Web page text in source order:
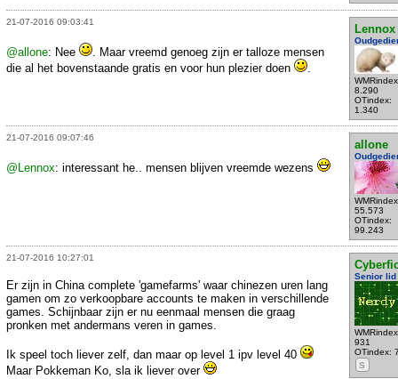
21-07-2016 09:03:41
Lennox
8.290
OTindex:
1.340
@allone: Nee
. Maar vreemd genoeg zijn er talloze mensen
die al het bovenstaande gratis en voor hun plezier doen
21-07-2016 09:07:46
allone
55.573
OTindex:
99.243
@Lennox: interessant he.. mensen blijven vreemde wezens
21-07-2016 10:27:01
Senior lid
931
OTindex:
S
Er zijn in China complete 'gamefarms' waar chinezen uren lang
gamen om zo verkoopbare accounts te maken in verschillende
games. Schijnbaar zijn er nu eenmaal mensen die graag
pronken met andermans veren in games.
Ik speel toch liever zelf, dan maar op level 1 ipv level 40
Maar Pokkeman Ko, sla ik liever over